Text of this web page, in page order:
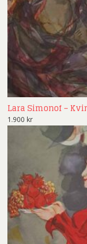
Lara Simonof –
1.900 kr